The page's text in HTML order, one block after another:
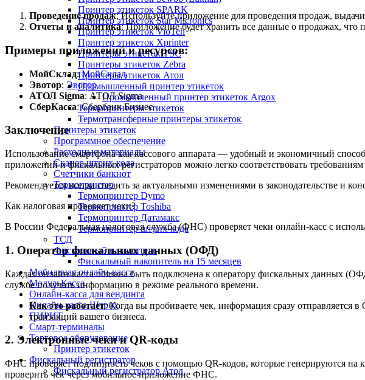
Принтер этикеток SPARK
Принтер этикеток Star Micronics
Принтер этикеток VioTeh
Принтер этикеток Xprinter
Принтеры этикеток TSC
Принтеры этикеток Zebra
Принтеры этикеток Атол
Промышленный принтер этикеток
Промышленный принтер этикеток Argox
Термопринтеры этикеток
Термотрансферные принтеры этикеток
Принтеры этикеток
Программное обеспечение
Расходные материалы
Сканер штрих-кода
Счетчики банкнот
Термопринтер
Термопринтер Dymo
Термопринтер Toshiba
Термопринтер Датамакс
Термопринтер штрих-кода
ТСД
Фискальный накопитель
Фискальный накопитель на 15 месяцев
Мобильная онлайн-касса
МодульКасса
Онлайн-касса для вендинга
Онлайн-касса Штрих
ПИРИТ
Смарт-терминалы
Торговое оборудование
Принтер этикеток
Фискальный регистратор
Фискальный регистратор Атол
Проведение продаж: Используйте приложение для проведения продаж,
Отчеты и аналитика: Приложение будет хранить все данные о продажах, что
Примеры приложений и ресурсов:
МойСклад:МойСклад
Эвотор: Эвотор
АТОЛ Sigma: АТОЛ Sigma
СберКасса:Сбербанк Бизнес
Заключение
Использование смартфона как кассового аппарата — удобный и экономичный
приложений и фискальных регистраторов можно легко соответствовать
Рекомендуется всегда следить за актуальными изменениями в законодательстве и
Как налоговая проверяет чеки?
В России Федеральная налоговая служба (ФНС) проверяет чеки онлайн-касс с
1. Оператор фискальных данных (ОФД)
Каждая онлайн-касса обязана быть подключена к оператору фискальных данных
службе получать информацию в режиме реального времени.
Как это работает: Когда вы пробиваете чек, информация сразу
транзакций вашего бизнеса.
2. Электронные чеки и QR-коды
ФНС проверяет подлинность чеков с помощью QR-кодов, которые генерируются
проверить чек через мобильное приложение ФНС.